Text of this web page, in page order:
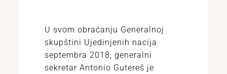
U svom obraćanju Generalnoj
skupštini Ujedinjenih nacija
septembra 2018, generalni
sekretar Antonio Gutereš je